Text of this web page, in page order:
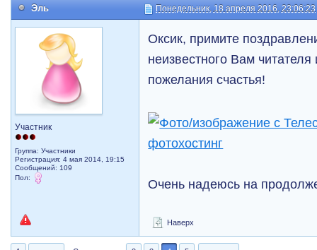
Эль Понедельник, 18 апреля 2016, 23:06:23
Участник
Группа: Участники
Регистрация: 4 мая 2014, 19:15
Сообщений: 109
Пол:
Оксик, примите
неизвестного Вам
пожелания счастья!
фотохостинг
Очень надеюсь на
Наверх